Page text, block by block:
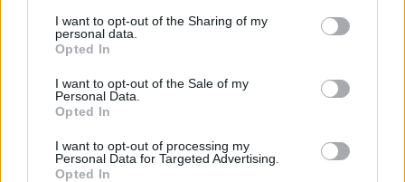
I want to opt-out of the Sharing of my
personal data.
Opted In
I want to opt-out of the Sale of my
Personal Data.
Opted In
I want to opt-out of processing my
Personal Data for Targeted Advertising.
Opted In
29/03/2009
Arriva il quarto capitolo di Fast &
29/03/2009